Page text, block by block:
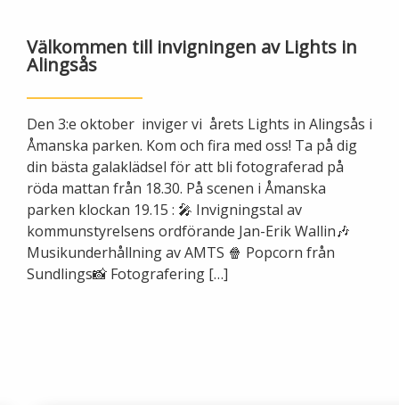
Årsredovisning
Integritetsinformation
Tillgänglighetsredogörelse
Välkommen till invigningen av Lights in
Alingsås
Den 3:e oktober inviger vi årets Lights in Alingsås i
Åmanska parken. Kom och fira med oss! Ta på dig
din bästa galaklädsel för att bli fotograferad på
röda mattan från 18.30. På scenen i Åmanska
parken klockan 19.15 : 🎤 Invigningstal av
kommunstyrelsens ordförande Jan-Erik Wallin🎶
Musikunderhållning av AMTS 🍿 Popcorn från
Sundlings📸 Fotografering […]